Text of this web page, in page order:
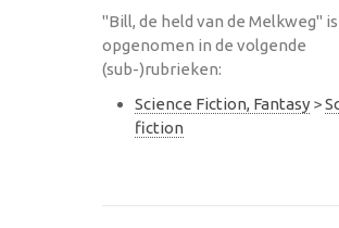
"Bill, de held van de Melkweg" is
opgenomen in de volgende
(sub-)rubrieken:
Science Fiction, Fantasy >
fiction